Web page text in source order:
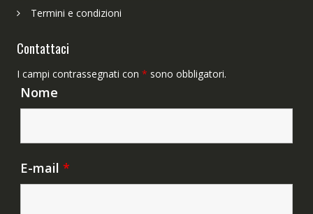
Termini e condizioni
Contattaci
I campi contrassegnati con * sono obbligatori.
Nome
E-mail *